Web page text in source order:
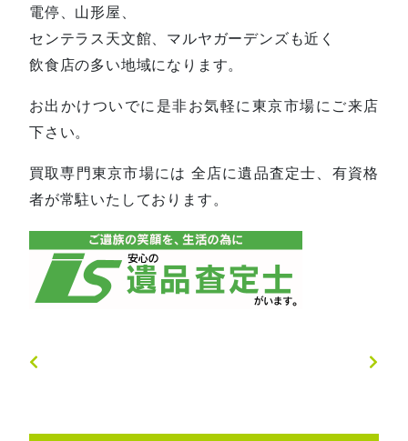
電停、山形屋、
センテラス天文館、マルヤガーデンズも近く
飲食店の多い地域になります。
お出かけついでに是非お気軽に東京市場にご来店
下さい。
買取専門東京市場には 全店に遺品査定士、有資格
者が常駐いたしております。